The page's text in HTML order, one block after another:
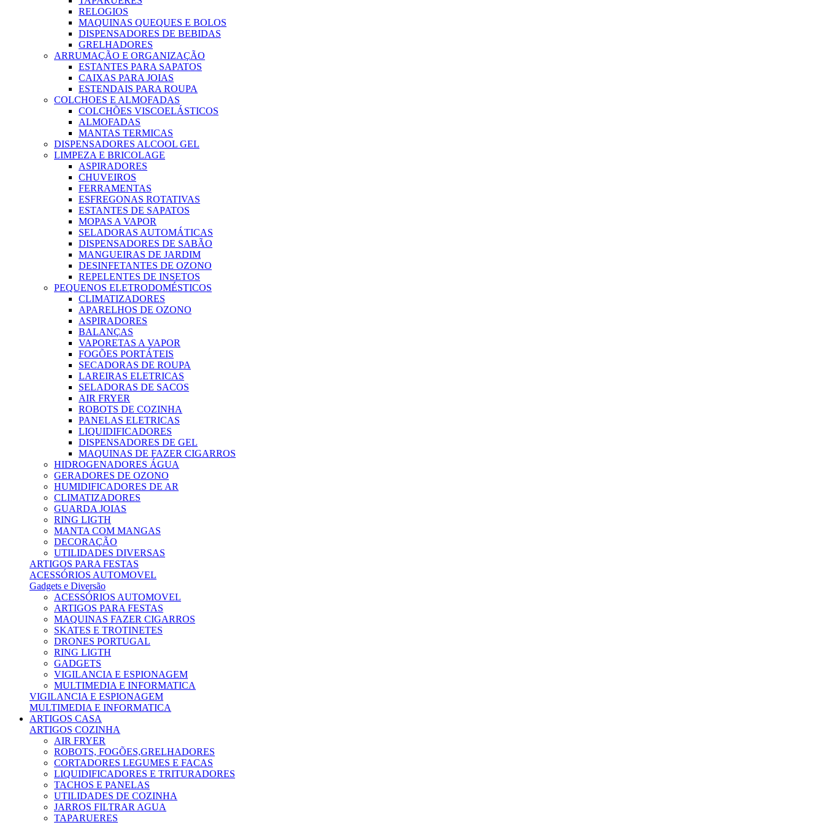
RELOGIOS
MAQUINAS QUEQUES E BOLOS
DISPENSADORES DE BEBIDAS
GRELHADORES
ARRUMAÇÃO E ORGANIZAÇÃO
ESTANTES PARA SAPATOS
CAIXAS PARA JOIAS
ESTENDAIS PARA ROUPA
COLCHOES E ALMOFADAS
COLCHÕES VISCOELÁSTICOS
ALMOFADAS
MANTAS TERMICAS
DISPENSADORES ALCOOL GEL
LIMPEZA E BRICOLAGE
ASPIRADORES
CHUVEIROS
FERRAMENTAS
ESFREGONAS ROTATIVAS
ESTANTES DE SAPATOS
MOPAS A VAPOR
SELADORAS AUTOMÁTICAS
DISPENSADORES DE SABÃO
MANGUEIRAS DE JARDIM
DESINFETANTES DE OZONO
REPELENTES DE INSETOS
PEQUENOS ELETRODOMÉSTICOS
CLIMATIZADORES
APARELHOS DE OZONO
ASPIRADORES
BALANÇAS
VAPORETAS A VAPOR
FOGÕES PORTÁTEIS
SECADORAS DE ROUPA
LAREIRAS ELETRICAS
SELADORAS DE SACOS
AIR FRYER
ROBOTS DE COZINHA
PANELAS ELETRICAS
LIQUIDIFICADORES
DISPENSADORES DE GEL
MAQUINAS DE FAZER CIGARROS
HIDROGENADORES ÁGUA
GERADORES DE OZONO
HUMIDIFICADORES DE AR
CLIMATIZADORES
GUARDA JOIAS
RING LIGTH
MANTA COM MANGAS
DECORAÇÃO
UTILIDADES DIVERSAS
ARTIGOS PARA FESTAS
ACESSÓRIOS AUTOMOVEL
Gadgets e Diversão
ACESSÓRIOS AUTOMOVEL
ARTIGOS PARA FESTAS
MAQUINAS FAZER CIGARROS
SKATES E TROTINETES
DRONES PORTUGAL
RING LIGTH
GADGETS
VIGILANCIA E ESPIONAGEM
MULTIMEDIA E INFORMATICA
VIGILANCIA E ESPIONAGEM
MULTIMEDIA E INFORMATICA
ARTIGOS CASA
ARTIGOS COZINHA
AIR FRYER
ROBOTS, FOGÕES,GRELHADORES
CORTADORES LEGUMES E FACAS
LIQUIDIFICADORES E TRITURADORES
TACHOS E PANELAS
UTILIDADES DE COZINHA
JARROS FILTRAR AGUA
TAPARUERES